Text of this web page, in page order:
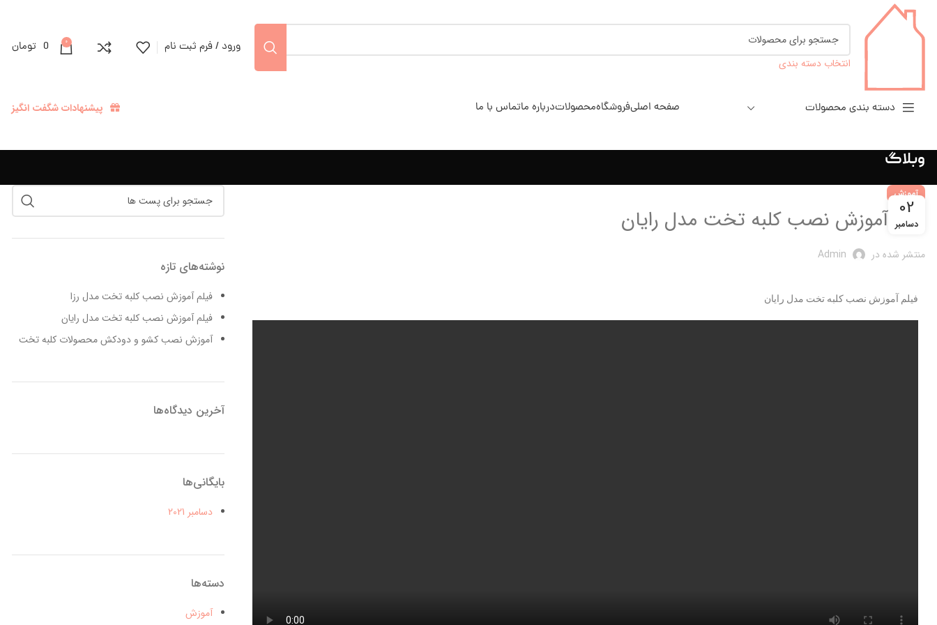
انتخاب دسته بندی
ورود / فرم ثبت نام 0
0 تومان
دسته بندی محصولات صفحه اصلیفروشگاهمحصولاتدرباره ماتماس با ما پیشنهادات شگفت انگیز
وبلاگ
آموزش
فیلم آموزش نصب کلبه تخت مدل رایان
منتشر شده در Admin
02
دسامبر
فیلم آموزش نصب کلبه تخت مدل رایان
نوشته‌های تازه
فیلم آموزش نصب کلبه تخت مدل رزا
فیلم آموزش نصب کلبه تخت مدل رایان
آموزش نصب کشو و دودکش محصولات کلبه تخت
آخرین دیدگاه‌ها
بایگانی‌ها
دسامبر 2021
دسته‌ها
آموزش